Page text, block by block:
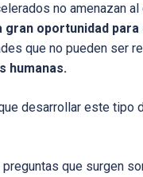
no amenazan
gran oportunidad
que no pueden ser
humanas.
desarrollar este tipo
que surgen